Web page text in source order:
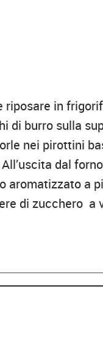
riposare in
di burro sulla
nei pirottini
dal
aromatizzato a
di zucchero a